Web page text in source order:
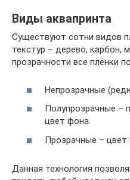
Виды аквапринта
Существуют сотни видов
текстур – дерево, карбон,
прозрачности все плёнки
Непрозрачные
Полупрозрачные –
цвет фона.
Прозрачные – цвет
Данная технология